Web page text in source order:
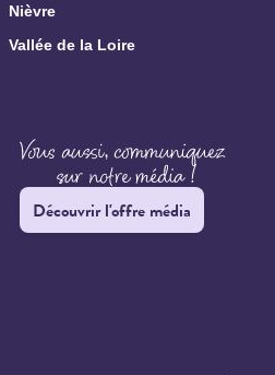
Nièvre
Vallée de la Loire
Découvrir l'offre média